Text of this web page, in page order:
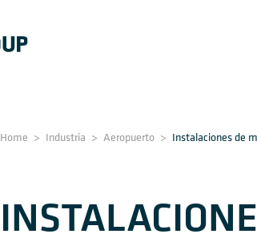
Home > Industria > Aeropuerto > Instalaciones de